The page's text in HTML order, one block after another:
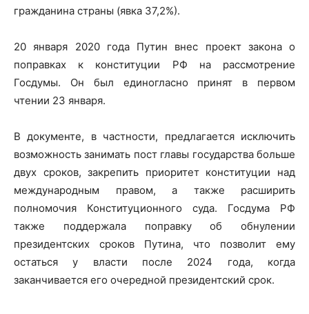
гражданина страны (явка 37,2%).
20 января 2020 года Путин внес проект закона о
поправках к конституции РФ на рассмотрение
Госдумы. Он был единогласно принят в первом
чтении 23 января.
В документе, в частности, предлагается исключить
возможность занимать пост главы государства больше
двух сроков, закрепить приоритет конституции над
международным правом, а также расширить
полномочия Конституционного суда. Госдума РФ
также поддержала поправку об обнулении
президентских сроков Путина, что позволит ему
остаться у власти после 2024 года, когда
заканчивается его очередной президентский срок.